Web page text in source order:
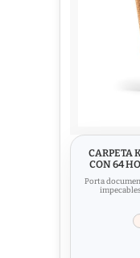
CARPETA
CON 64
Porta